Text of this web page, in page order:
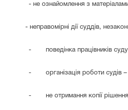
- не ознайомлення з
- неправомірні дії суддів,
- поведінка працівників
- організація роботи судів
- не отримання копії